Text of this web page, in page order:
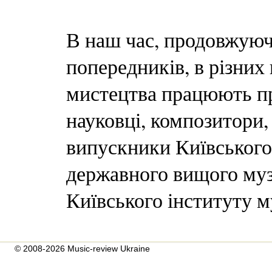
В наш час,
попередників, в
мистецтва працюють
науковці,
випускники
державного вищого
Київського інституту
© 2008-2026 Music-review Ukraine